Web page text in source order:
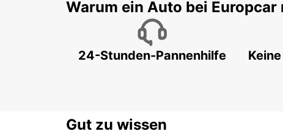
Warum ein Auto bei Europcar
24-Stunden-Pannenhilfe
Gut zu wissen